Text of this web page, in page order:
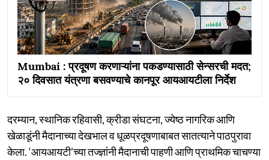
Mumbai : प्रदूषण करणाऱ्यांना पकडण्यासाठी सेन्सरची मदत;
२० दिवसात यंत्रणा बसवण्याचे कानपूर आयआयटीला निर्देश
दरम्यान, स्थानिक रहिवासी, क्रीडा संघटना, ज्येष्ठ नागरिक आणि
खेळाडूंनी मैदानाच्या देखभाल व धूळप्रदूषणाबाबत सातत्याने पाठपुरावा
केला. ‘आयआयटी’च्या तज्ज्ञांनी मैदानाची पाहणी आणि प्राथमिक चाचण्या